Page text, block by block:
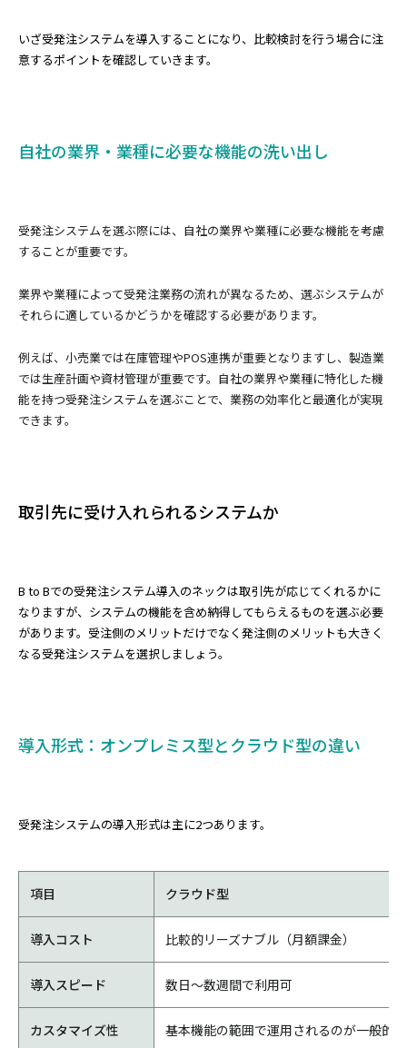
いざ受発注システムを導入することになり、比較検討を行う場合に注
意するポイントを確認していきます。
自社の業界・業種に必要な機能の洗い出し
受発注システムを選ぶ際には、自社の業界や業種に必要な機能を考慮
することが重要です。
業界や業種によって受発注業務の流れが異なるため、選ぶシステムが
それらに適しているかどうかを確認する必要があります。
例えば、小売業では在庫管理やPOS連携が重要となりますし、製造業
では生産計画や資材管理が重要です。自社の業界や業種に特化した機
能を持つ受発注システムを選ぶことで、業務の効率化と最適化が実現
できます。
取引先に受け入れられるシステムか
B to Bでの受発注システム導入のネックは取引先が応じてくれるかに
なりますが、システムの機能を含め納得してもらえるものを選ぶ必要
があります。受注側のメリットだけでなく発注側のメリットも大きく
なる受発注システムを選択しましょう。
導入形式：オンプレミス型とクラウド型の違い
受発注システムの導入形式は主に2つあります。
項目 クラウド型
導入コスト 比較的リーズナブル（月額課金）
導入スピード 数日〜数週間で利用可
カスタマイズ性 基本機能の範囲で運用されるのが一般的